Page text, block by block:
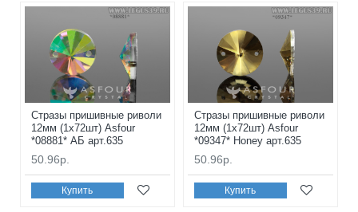
Стразы пришивные риволи
12мм (1x72шт) Asfour
*08881* АБ арт.635
50.96р.
Купить
Стразы пришивные риволи
12мм (1x72шт) Asfour
*09347* Honey арт.635
50.96р.
Купить